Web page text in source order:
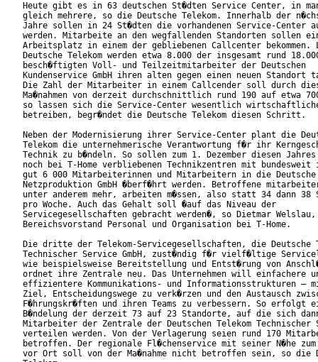
Heute gibt es in 63 deutschen St�dten Service Center, in
gleich mehrere, so die Deutsche Telekom. Innerhalb der
Jahre sollen in 24 St�dten die vorhandenen Service-Center
werden. Mitarbeite an den wegfallenden Standorten sollen
Arbeitsplatz in einem der gebliebenen Callcenter bekommen.
Deutsche Telekom werden etwa 8.000 der insgesamt rund
besch�ftigten Voll- und Teilzeitmitarbeiter der Deutschen
Kundenservice GmbH ihren alten gegen einen neuen Standort
Die Zahl der Mitarbeiter in einem Callcender soll durch
Ma�nahmen von derzeit durchschnittlich rund 190 auf etwa
so lassen sich die Service-Center wesentlich
betreiben, begr�ndet die Deutsche Telekom diesen Schritt.
Neben der Modernisierung ihrer Service-Center plant die
Telekom die unternehmerische Verantwortung f�r ihr
Technik zu b�ndeln. So sollen zum 1. Dezember diesen
noch bei T-Home verbliebenen Technikzentren mit bundesweit
gut 6 000 Mitarbeiterinnen und Mitarbeitern in die Deutsche
Netzproduktion GmbH �berf�hrt werden. Betroffene
unter anderem mehr, arbeiten m�ssen, also statt 34 dann 38
pro Woche. Auch das Gehalt soll �auf das Niveau der
Servicegesellschaften gebracht werden�, so Dietmar Welslau,
Bereichsvorstand Personal und Organisation bei T-Home.
Die dritte der Telekom-Servicegesellschaften, die Deutsche
Technischer Service GmbH, zust�ndig f�r vielf�ltige
wie beispielsweise Bereitstellung und Entst�rung von
ordnet ihre Zentrale neu. Das Unternehmen will einfachere
effizientere Kommunikations- und Informationsstrukturen –
Ziel, Entscheidungswege zu verk�rzen und den Austausch
F�hrungskr�ften und ihren Teams zu verbessern. So erfolgt
B�ndelung der derzeit 73 auf 23 Standorte, auf die sich
Mitarbeiter der Zentrale der Deutschen Telekom Technischer
verteilen werden. Von der Verlagerung seien rund 170
betroffen. Der regionale Fl�chenservice mit seiner N�he zum
vor Ort soll von der Ma�nahme nicht betroffen sein, so die